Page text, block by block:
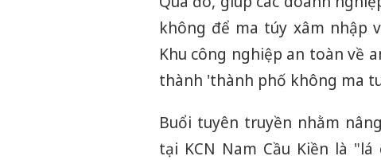
không để ma túy xâm nhập
Khu công nghiệp an toàn về
thành 'thành phố không ma
Buổi tuyên truyền nhằm
tại KCN Nam Cầu Kiền là